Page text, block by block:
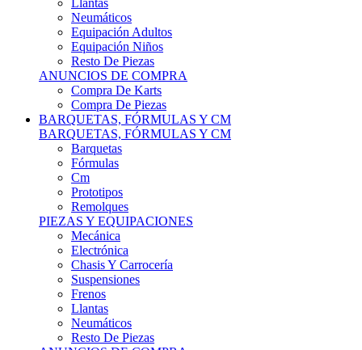
Llantas
Neumáticos
Equipación Adultos
Equipación Niños
Resto De Piezas
ANUNCIOS DE COMPRA
Compra De Karts
Compra De Piezas
BARQUETAS, FÓRMULAS Y CM
BARQUETAS, FÓRMULAS Y CM
Barquetas
Fórmulas
Cm
Prototipos
Remolques
PIEZAS Y EQUIPACIONES
Mecánica
Electrónica
Chasis Y Carrocería
Suspensiones
Frenos
Llantas
Neumáticos
Resto De Piezas